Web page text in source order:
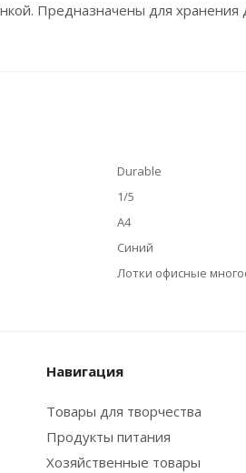
Предназначены для
Durable
1/5
А4
Синий
Лотки офисные
Навигация
Товары для творчества
Продукты питания
Хозяйственные товары